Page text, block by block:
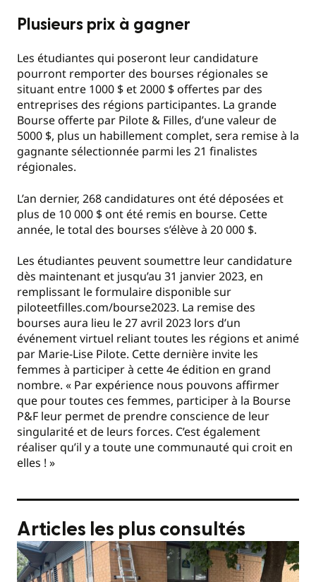
Plusieurs prix à gagner
Les étudiantes qui poseront leur candidature
pourront remporter des bourses régionales se
situant entre 1000 $ et 2000 $ offertes par des
entreprises des régions participantes. La grande
Bourse offerte par Pilote & Filles, d’une valeur de
5000 $, plus un habillement complet, sera remise à la
gagnante sélectionnée parmi les 21 finalistes
régionales.
L’an dernier, 268 candidatures ont été déposées et
plus de 10 000 $ ont été remis en bourse. Cette
année, le total des bourses s’élève à 20 000 $.
Les étudiantes peuvent soumettre leur candidature
dès maintenant et jusqu’au 31 janvier 2023, en
remplissant le formulaire disponible sur
piloteetfilles.com/bourse2023. La remise des
bourses aura lieu le 27 avril 2023 lors d’un
événement virtuel reliant toutes les régions et animé
par Marie-Lise Pilote. Cette dernière invite les
femmes à participer à cette 4e édition en grand
nombre. « Par expérience nous pouvons affirmer
que pour toutes ces femmes, participer à la Bourse
P&F leur permet de prendre conscience de leur
singularité et de leurs forces. C’est également
réaliser qu’il y a toute une communauté qui croit en
elles ! »
Articles les plus consultés